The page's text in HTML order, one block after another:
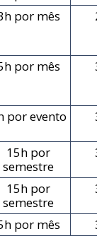
por mês
por mês
por evento
15h por
semestre
15h por
semestre
por mês